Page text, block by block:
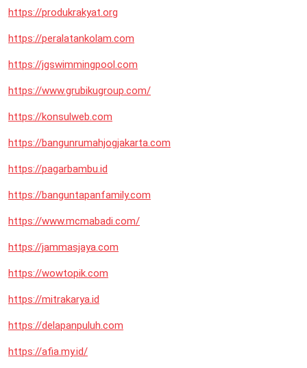
https://produkrakyat.org
https://peralatankolam.com
https://jgswimmingpool.com
https://www.grubikugroup.com/
https://konsulweb.com
https://bangunrumahjogjakarta.com
https://pagarbambu.id
https://banguntapanfamily.com
https://www.mcmabadi.com/
https://jammasjaya.com
https://wowtopik.com
https://mitrakarya.id
https://delapanpuluh.com
https://afia.my.id/